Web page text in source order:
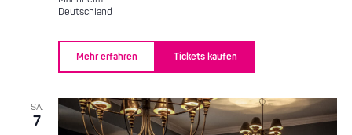
Deutschland
Mehr erfahren Tickets kaufen
SA.
7